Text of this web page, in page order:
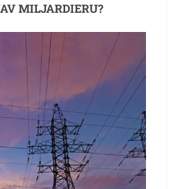
MILJARDIERU?